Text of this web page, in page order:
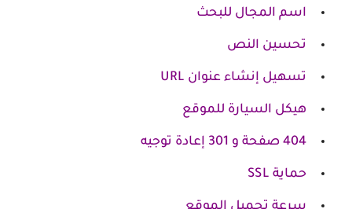
اسم المجال للبحث
تحسين النص
تسهيل إنشاء عنوان URL
هيكل السيارة للموقع
404 صفحة و 301 إعادة توجيه
حماية SSL